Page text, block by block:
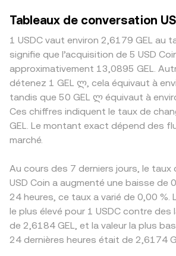
Tableaux de conversation
1 USDC vaut environ 2,6179 GEL au
signifie que l’acquisition de 5 USD
approximativement 13,0895 GEL.
détenez 1 GEL ლ, cela équivaut à
tandis que 50 GEL ლ équivaut à
Ces chiffres indiquent le taux de
GEL. Le montant exact dépend des
marché.
Au cours des 7 derniers jours, le taux
USD Coin a augmenté une baisse de
24 heures, ce taux a varié de 0,00 %.
le plus élevé pour 1 USDC contre des
de 2,6184 GEL, et la valeur la plus
24 dernières heures était de 2,6174